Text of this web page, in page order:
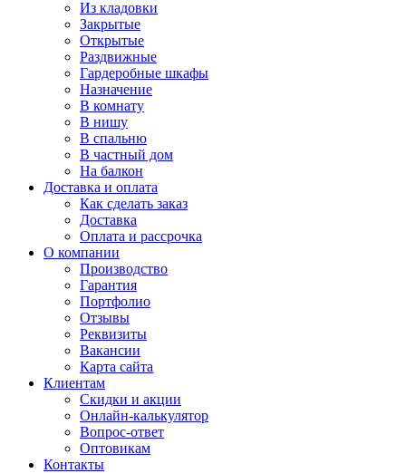
Из кладовки
Закрытые
Открытые
Раздвижные
Гардеробные шкафы
Назначение
В комнату
В нишу
В спальню
В частный дом
На балкон
Доставка и оплата
Как сделать заказ
Доставка
Оплата и рассрочка
О компании
Производство
Гарантия
Портфолио
Отзывы
Реквизиты
Вакансии
Карта сайта
Клиентам
Скидки и акции
Онлайн-калькулятор
Вопрос-ответ
Оптовикам
Контакты